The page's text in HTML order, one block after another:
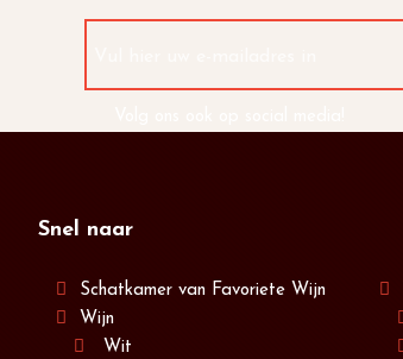
Snel naar
Schatkamer van Favoriete Wijn
Wijn
Wit